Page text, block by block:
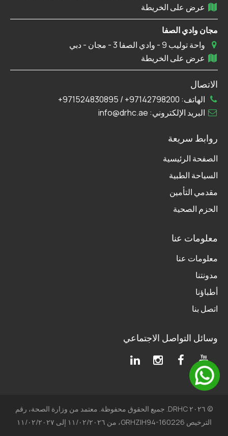
وسائل التواصل الاجتماعي
معلومات عنا
معلومات عنا
مدونتنا
أطباؤنا
اتصل بنا
روابط سريعة
الصفحة الرئيسية
السياحة الطبية
مقدمي التأمين
الحزم الصحية
عرض على الخريطة
مجان وادي الصفا
واحة توليب 9 - وادي الصفا 3 - مجان - دبي
عرض على الخريطة
الاتصال
الهاتف: 97142798200+
/
971524830895+
البريد الإلكتروني: info@drhc.ae
© ٢٠٢٦ DRHC. جميع الحقوق محفوظة. معتمد من وزارة الصحة، رقم
الترخيص GRHZIH94-160226، من ١١/٠٢/٢٠٢٦ إلى ١١/٠٢/٢٠٢٧